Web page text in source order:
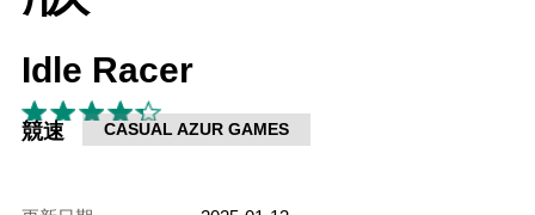
Idle Racer
競速 CASUAL AZUR GAMES